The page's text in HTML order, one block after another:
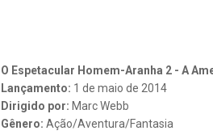
O Espetacular Homem-Aranha 2 - A
Lançamento: 1 de maio de 2014
Dirigido por: Marc Webb
Gênero: Ação/Aventura/Fantasia